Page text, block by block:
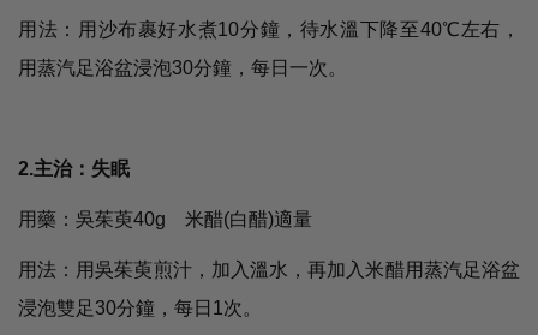
用法：用沙布裹好水煮10分鐘，待水溫下降至40℃左右，
用蒸汽足浴盆浸泡30分鐘，每日一次。
2.主治：失眠
用藥：吳茱萸40g 米醋(白醋)適量
用法：用吳茱萸煎汁，加入溫水，再加入米醋用蒸汽足浴盆
浸泡雙足30分鐘，每日1次。